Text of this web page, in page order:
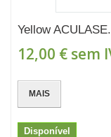
Yellow
12,00 € sem
MAIS
Disponível